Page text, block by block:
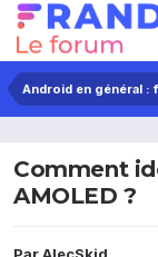
Android en général :
Comment
AMOLED ?